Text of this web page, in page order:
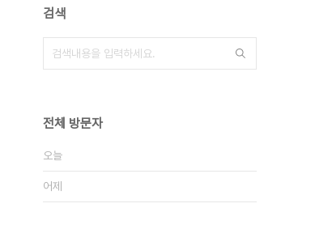
검색
전체 방문자
오늘
어제